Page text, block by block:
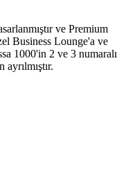
ve Premium
Business Lounge'a ve
1000'in 2 ve 3 numaralı